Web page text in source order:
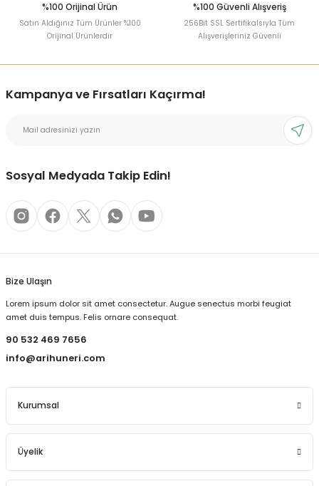
%100 Orijinal Ürün
Satın Aldığınız Tüm Ürünler %100
Orijinal Ürünlerdir
%100 Güvenli Alışveriş
256Bit SSL Sertifikalsıyla Tüm
Alışverişleriniz Güvenli
Kampanya ve Fırsatları Kaçırma!
Sosyal Medyada Takip Edin!
Bize Ulaşın
Lorem ipsum dolor sit amet consectetur. Augue senectus morbi feugiat
amet duis tempus. Felis ornare consequat.
90 532 469 7656
info@arihuneri.com
Kurumsal
Üyelik